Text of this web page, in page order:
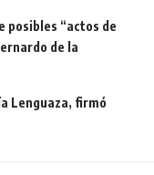
posibles “actos de
de la
Lenguaza, firmó